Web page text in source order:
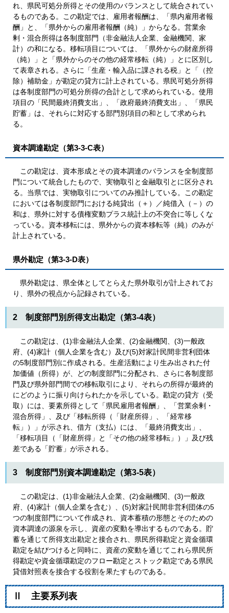
れ、県民可処分所得とその使用のバランスとして統合されてい
るものである。この勘定では、雇用者報酬は、「県内雇用者報
酬」と、「県外からの雇用者報酬（純）」からなる。営業余
剰・混合所得は各制度部門（非金融法人企業、金融機関、家
計）の和になる。移転項目については、「県外からの財産所得
（純）」と「県外からのその他の経常移転（純）」とに区別し
て表章される。さらに「生産・輸入品に課される税」と「（控
除）補助金」が勘定の貸方に計上されている。県民可処分所得
は各制度部門の可処分所得の合計として求められている。使用
項目の「民間最終消費支出」、「政府最終消費支出」、「県民
貯蓄」は、それらに対応する部門別項目の和として求められ
る。
資本調達勘定（第3-3-C表）
この勘定は、資本形成とその資本調達のバランスを全制度部
門について統合したもので、実物取引と金融取引とに区分され
る。当県では、実物取引についてのみ推計している。この勘定
においては各制度部門における純貸出（＋）／純借入（－）の
和は、県外に対する債権変動プラス統計上の不突合に等しくな
っている。資本移転には、県外からの資本移転等（純）のみが
計上されている。
県外勘定（第3-3-D表）
県外勘定は、県全体としてとらえた県外取引が計上されてお
り、県外の視点から記録されている。
2 制度部門別所得支出勘定（第3-4表）
この勘定は、(1)非金融法人企業、(2)金融機関、(3)一般政
府、(4)家計（個人企業を含む）及び(5)対家計民間非営利団体
の5制度部門別に作成される。生産活動により生み出された付
加価値（所得）が、どの制度部門に分配され、さらに各制度部
門及び県外部門間での移転取引により、それらの所得が最終的
にどのように振り向けられたかを示している。勘定の貸方（受
取）には、要素所得として「県民雇用者報酬」、「営業余剰・
混合所得」、及び「移転所得（「財産所得」、「経常移
転」）」が示され、借方（支払）には、「最終消費支出」、
「移転項目（「財産所得」と「その他の経常移転」）」及び残
差である「貯蓄」が示される。
3 制度部門別資本調達勘定（第3-5表）
この勘定は、(1)非金融法人企業、(2)金融機関、(3)一般政
府、(4)家計（個人企業を含む）、(5)対家計民間非営利団体の5
つの制度部門について作成され、資本蓄積の形態とそのための
資本調達の源泉を示し、資産の変動を導出するものである。貯
蓄を通じて所得支出勘定と接合され、県民所得勘定と資金循環
勘定を結びつけると同時に、資産の変動を通じてこれら県民所
得勘定や資金循環勘定のフロー勘定とストック勘定である県民
貸借対照表を接合する役割を果たすものである。
Ⅱ 主要系列表